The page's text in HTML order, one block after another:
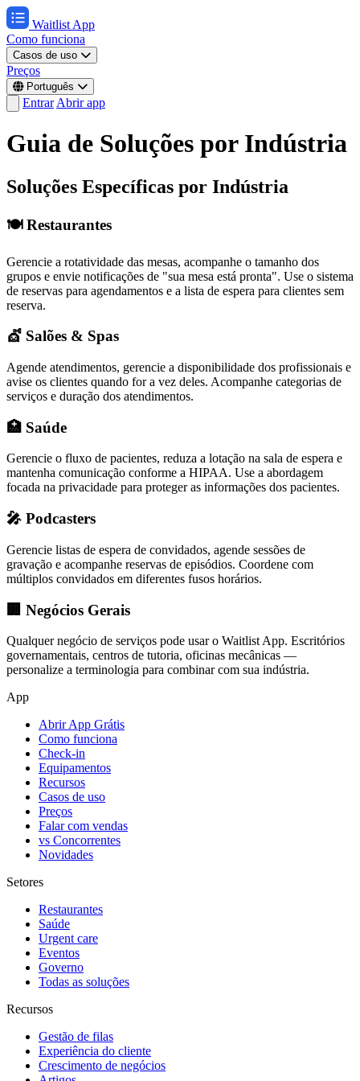
Waitlist App
Como funciona
Casos de uso
Preços
Português
Entrar Abrir app
Guia de Soluções por Indústria
Soluções Específicas por Indústria
🍽️ Restaurantes
Gerencie a rotatividade das mesas, acompanhe o tamanho dos
grupos e envie notificações de "sua mesa está pronta". Use o sistema
de reservas para agendamentos e a lista de espera para clientes sem
reserva.
💇 Salões & Spas
Agende atendimentos, gerencie a disponibilidade dos profissionais e
avise os clientes quando for a vez deles. Acompanhe categorias de
serviços e duração dos atendimentos.
🏥 Saúde
Gerencie o fluxo de pacientes, reduza a lotação na sala de espera e
mantenha comunicação conforme a HIPAA. Use a abordagem
focada na privacidade para proteger as informações dos pacientes.
🎤 Podcasters
Gerencie listas de espera de convidados, agende sessões de
gravação e acompanhe reservas de episódios. Coordene com
múltiplos convidados em diferentes fusos horários.
🏢 Negócios Gerais
Qualquer negócio de serviços pode usar o Waitlist App. Escritórios
governamentais, centros de tutoria, oficinas mecânicas —
personalize a terminologia para combinar com sua indústria.
App
Abrir App Grátis
Como funciona
Check-in
Equipamentos
Recursos
Casos de uso
Preços
Falar com vendas
vs Concorrentes
Novidades
Setores
Restaurantes
Saúde
Urgent care
Eventos
Governo
Todas as soluções
Recursos
Gestão de filas
Experiência do cliente
Crescimento de negócios